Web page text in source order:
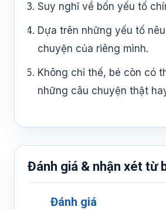
Suy nghĩ về bốn yếu tố
Dựa trên những yếu tố
chuyện của riêng mình.
Không chỉ thế, bé còn có
những câu chuyện thật
Đánh giá & nhận xét từ
Đánh giá